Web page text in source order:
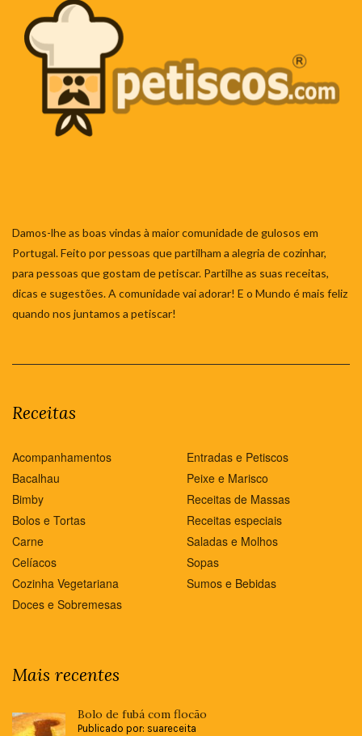
Damos-lhe as boas vindas à maior comunidade de gulosos em
Portugal. Feito por pessoas que partilham a alegria de cozinhar,
para pessoas que gostam de petiscar. Partilhe as suas receitas,
dicas e sugestões. A comunidade vai adorar! E o Mundo é mais feliz
quando nos juntamos a petiscar!
Receitas
Acompanhamentos
Bacalhau
Bimby
Bolos e Tortas
Carne
Celíacos
Cozinha Vegetariana
Doces e Sobremesas
Entradas e Petiscos
Peixe e Marisco
Receitas de Massas
Receitas especiais
Saladas e Molhos
Sopas
Sumos e Bebidas
Mais recentes
Bolo de fubá com flocão
Publicado por: suareceita